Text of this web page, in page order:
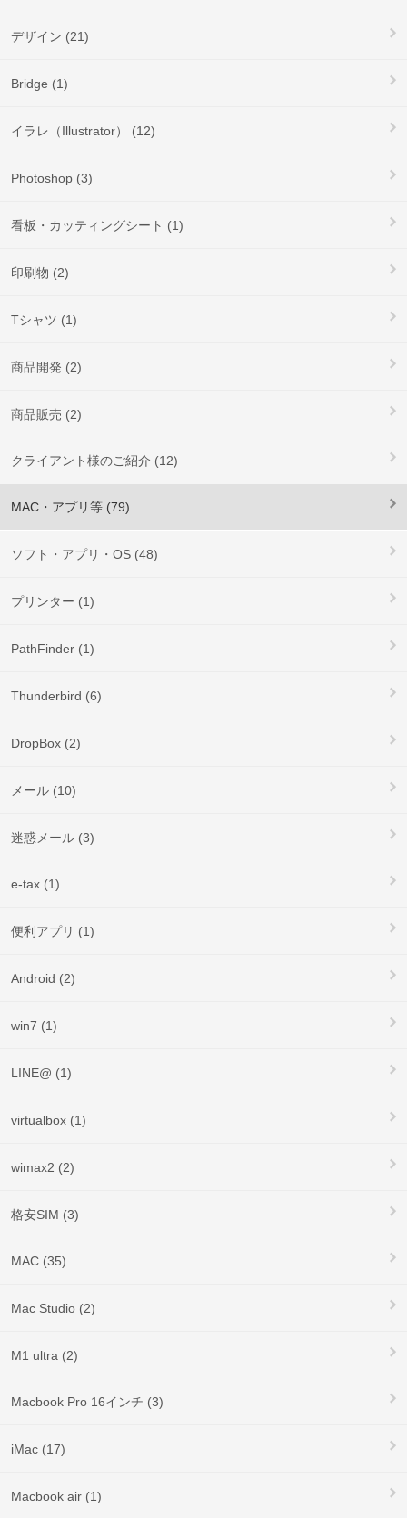
デザイン (21)
Bridge (1)
イラレ（Illustrator） (12)
Photoshop (3)
看板・カッティングシート (1)
印刷物 (2)
Tシャツ (1)
商品開発 (2)
商品販売 (2)
クライアント様のご紹介 (12)
MAC・アプリ等 (79)
ソフト・アプリ・OS (48)
プリンター (1)
PathFinder (1)
Thunderbird (6)
DropBox (2)
メール (10)
迷惑メール (3)
e-tax (1)
便利アプリ (1)
Android (2)
win7 (1)
LINE@ (1)
virtualbox (1)
wimax2 (2)
格安SIM (3)
MAC (35)
Mac Studio (2)
M1 ultra (2)
Macbook Pro 16インチ (3)
iMac (17)
Macbook air (1)